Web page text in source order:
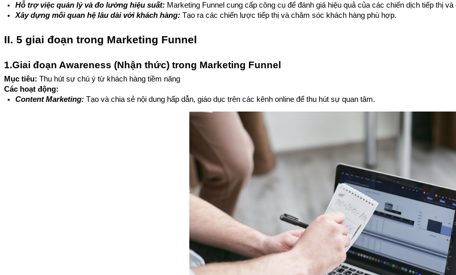
Hỗ trợ việc quản lý và đo lường hiệu suất: Marketing Funnel cung cấp công cụ để đánh giá hiệu quả của các chiến dịch tiếp thị
Xây dựng mối quan hệ lâu dài với khách hàng: Tạo ra các chiến lược tiếp thị và chăm sóc khách hàng phù hợp.
II. 5 giai đoạn trong Marketing Funnel
1.Giai đoạn Awareness (Nhận thức) trong Marketing Funnel
Mục tiêu: Thu hút sự chú ý từ khách hàng tiềm năng
Các hoạt động:
Content Marketing: Tạo và chia sẻ nội dung hấp dẫn, giáo dục trên các kênh online để thu hút sự quan tâm.